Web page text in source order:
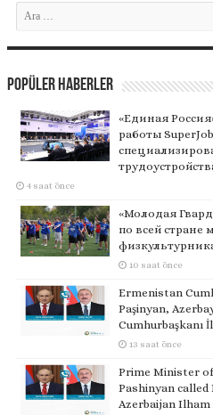
Popüler Haberler
«Единая
работы
4 saat önce
«Молодая
по всей
10 saat önce
Ermenistan
Paşinyan,
Cumhurbaşkanı
13 saat önce
Prime Minister
Pashinyan
Azerbaijan Ilham